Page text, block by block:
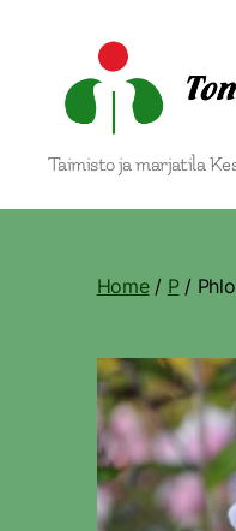
Tommolan
Tila
Taimisto ja marjatila
Home/ P/